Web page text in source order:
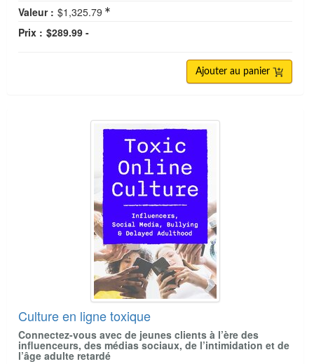
Valeur : $1,325.79
Prix : $289.99 -
Ajouter au panier
Culture en ligne toxique
Connectez-vous avec de jeunes clients à l’ère des
influenceurs, des médias sociaux, de l’intimidation et de
l’âge adulte retardé